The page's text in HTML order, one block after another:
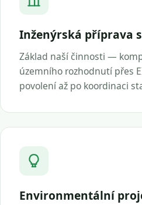
Inženýrská příprava
Základ naší činnosti —
územního rozhodnutí přes
povolení až po koordinaci
Environmentální